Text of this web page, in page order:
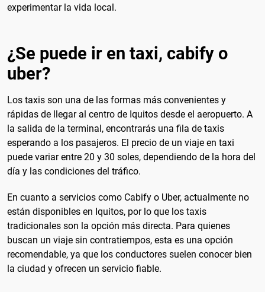
experimentar la vida local.
¿Se puede ir en taxi, cabify o
uber?
Los taxis son una de las formas más convenientes y
rápidas de llegar al centro de Iquitos desde el aeropuerto. A
la salida de la terminal, encontrarás una fila de taxis
esperando a los pasajeros. El precio de un viaje en taxi
puede variar entre 20 y 30 soles, dependiendo de la hora del
día y las condiciones del tráfico.
En cuanto a servicios como Cabify o Uber, actualmente no
están disponibles en Iquitos, por lo que los taxis
tradicionales son la opción más directa. Para quienes
buscan un viaje sin contratiempos, esta es una opción
recomendable, ya que los conductores suelen conocer bien
la ciudad y ofrecen un servicio fiable.